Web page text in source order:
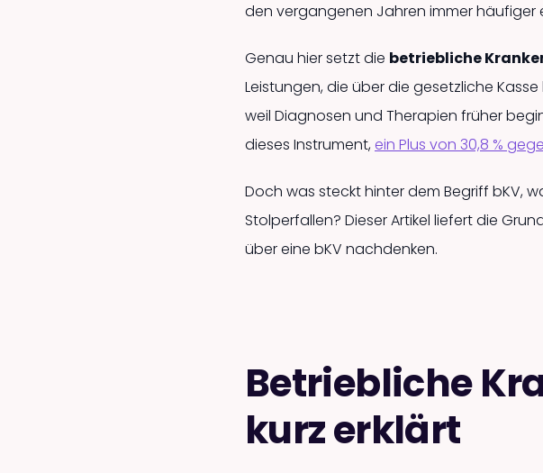
den vergangenen Jahren immer häufiger
Genau hier setzt die betriebliche
Leistungen, die über die gesetzliche
weil Diagnosen und Therapien früher
dieses Instrument, ein Plus von 30,8 %
Doch was steckt hinter dem Begriff bKV,
Stolperfallen? Dieser Artikel liefert die
über eine bKV nachdenken.
Betriebliche
kurz erklärt